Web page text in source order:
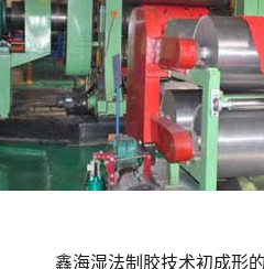
鑫海湿法制胶技术初成形